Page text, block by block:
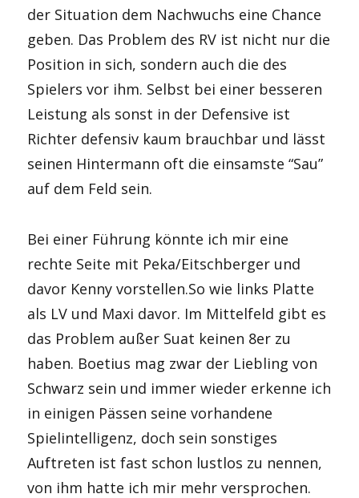
der Situation dem Nachwuchs eine Chance
geben. Das Problem des RV ist nicht nur die
Position in sich, sondern auch die des
Spielers vor ihm. Selbst bei einer besseren
Leistung als sonst in der Defensive ist
Richter defensiv kaum brauchbar und lässt
seinen Hintermann oft die einsamste “Sau”
auf dem Feld sein.
Bei einer Führung könnte ich mir eine
rechte Seite mit Peka/Eitschberger und
davor Kenny vorstellen.So wie links Platte
als LV und Maxi davor. Im Mittelfeld gibt es
das Problem außer Suat keinen 8er zu
haben. Boetius mag zwar der Liebling von
Schwarz sein und immer wieder erkenne ich
in einigen Pässen seine vorhandene
Spielintelligenz, doch sein sonstiges
Auftreten ist fast schon lustlos zu nennen,
von ihm hatte ich mir mehr versprochen.